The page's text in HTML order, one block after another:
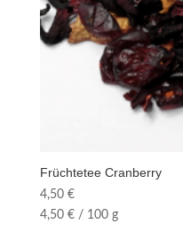
Früchtetee Cranberry
4,50 €
4,50 €/ 100 g